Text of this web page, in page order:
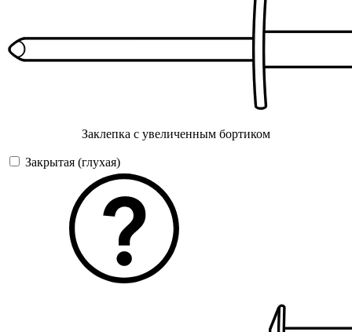
Заклепка с увеличенным бортиком
Закрытая (глухая)